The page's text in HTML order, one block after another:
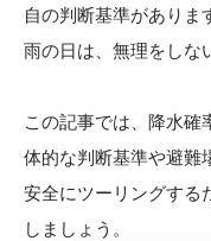
自の判断基準がありま
雨の日は、無理をしな
この記事では、降水確
体的な判断基準や避難
安全にツーリングする
しましょう。